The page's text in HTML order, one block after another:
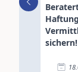
sichern!